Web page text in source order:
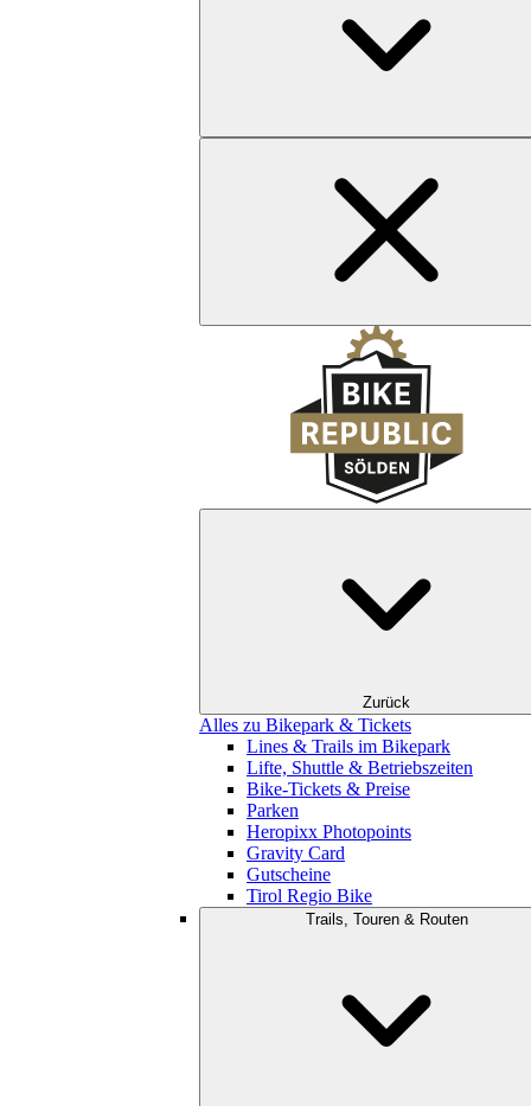
Zurück
Alles zu Bikepark & Tickets
Lines & Trails im Bikepark
Lifte, Shuttle & Betriebszeiten
Bike-Tickets & Preise
Parken
Heropixx Photopoints
Gravity Card
Gutscheine
Tirol Regio Bike
Trails, Touren & Routen